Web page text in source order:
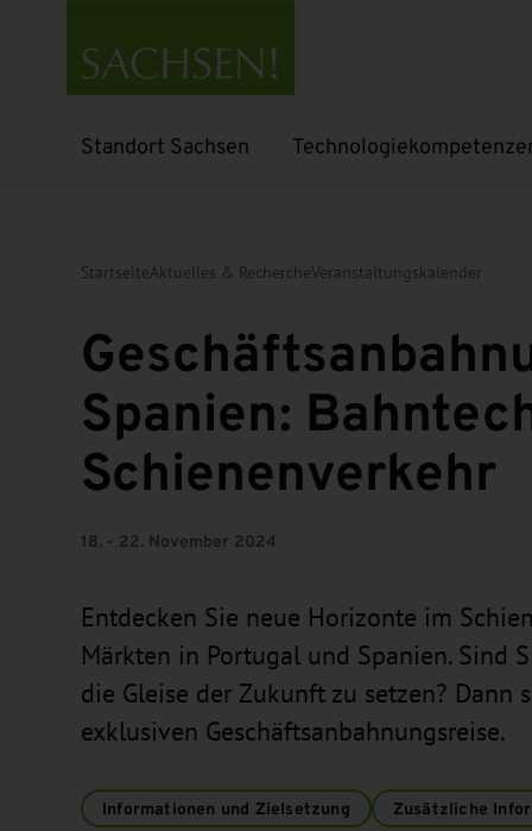
Standort Sachsen
Untermenü öffnen Untermenü öffnen
StartseiteAktuelles & RechercheVeranstaltungskalender
Spanien:
Schienenverkehr
18. - 22. November 2024
Entdecken Sie neue Horizonte im
Märkten in Portugal und Spanien. Sind
die Gleise der Zukunft zu setzen? Dann
exklusiven Geschäftsanbahnungsreise.
Informationen und Zielsetzung Zusätzliche